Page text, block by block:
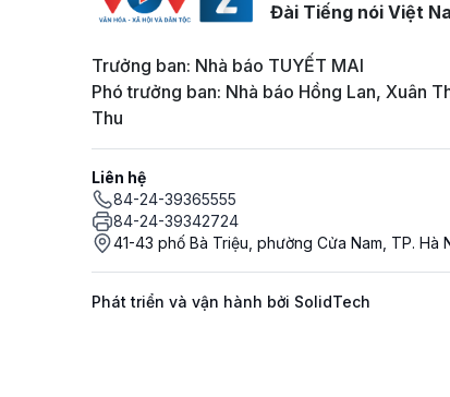
Đài Tiếng nói Việt
Trưởng ban: Nhà báo TUYẾT MAI
Phó trưởng ban: Nhà báo Hồng Lan, Xuân
Thu
Liên hệ
84-24-39365555
84-24-39342724
41-43 phố Bà Triệu, phường Cửa Nam, TP. Hà
Phát triển và vận hành bởi SolidTech